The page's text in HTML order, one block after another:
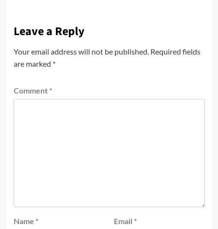
Leave a Reply
Your email address will not be published. Required fields
are marked *
Comment *
Name * Email *